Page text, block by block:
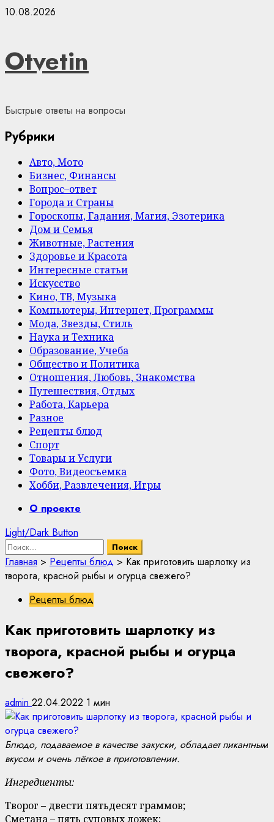
Skip
10.08.2026
Otvetin
Быстрые ответы на вопросы
Рубрики
Авто, Мото
Бизнес, Финансы
Вопрос–ответ
Города и Страны
Гороскопы, Гадания, Магия, Эзотерика
Дом и Семья
Животные, Растения
Здоровье и Красота
Интересные статьи
Искусство
Кино, ТВ, Музыка
Компьютеры, Интернет, Программы
Мода, Звезды, Стиль
Наука и Техника
Образование, Учеба
Общество и Политика
Отношения, Любовь, Знакомства
Путешествия, Отдых
Работа, Карьера
Разное
Рецепты блюд
Спорт
Товары и Услуги
Фото, Видеосъемка
Хобби, Развлечения, Игры
PrimaryО проекте
Light/Dark Button
Найти:
Главная > Рецепты блюд > Как приготовить шарлотку из
творога, красной рыбы и огурца свежего?
Рецепты блюд
Как приготовить шарлотку из
творога, красной рыбы и огурца
свежего?
admin 22.04.2022 1 мин
Блюдо, подаваемое в качестве закуски, обладает пикантным
вкусом и очень лёгкое в приготовлении.
Ингредиенты:
Творог – двести пятьдесят граммов;
Сметана – пять суповых ложек;